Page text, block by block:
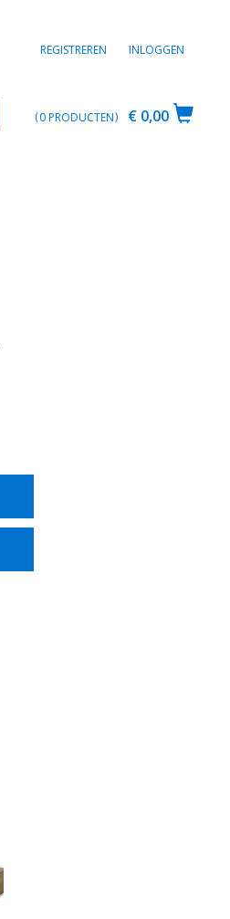
REGISTREREN INLOGGEN
€ 0,00
0PRODUCTEN